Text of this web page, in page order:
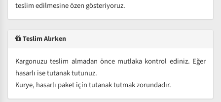
teslim edilmesine özen gösteriyoruz.
Teslim Alırken
Kargonuzu teslim almadan önce mutlaka kontrol ediniz. Eğer
hasarlı ise tutanak tutunuz.
Kurye, hasarlı paket için tutanak tutmak zorundadır.